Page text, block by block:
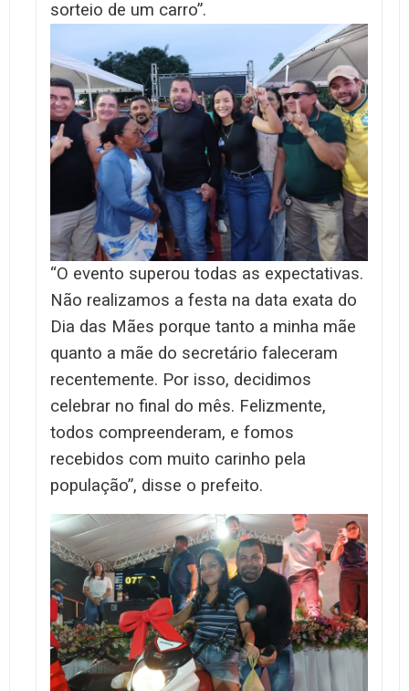
sorteio de um carro”.
“O evento superou todas as expectativas.
Não realizamos a festa na data exata do
Dia das Mães porque tanto a minha mãe
quanto a mãe do secretário faleceram
recentemente. Por isso, decidimos
celebrar no final do mês. Felizmente,
todos compreenderam, e fomos
recebidos com muito carinho pela
população”, disse o prefeito.